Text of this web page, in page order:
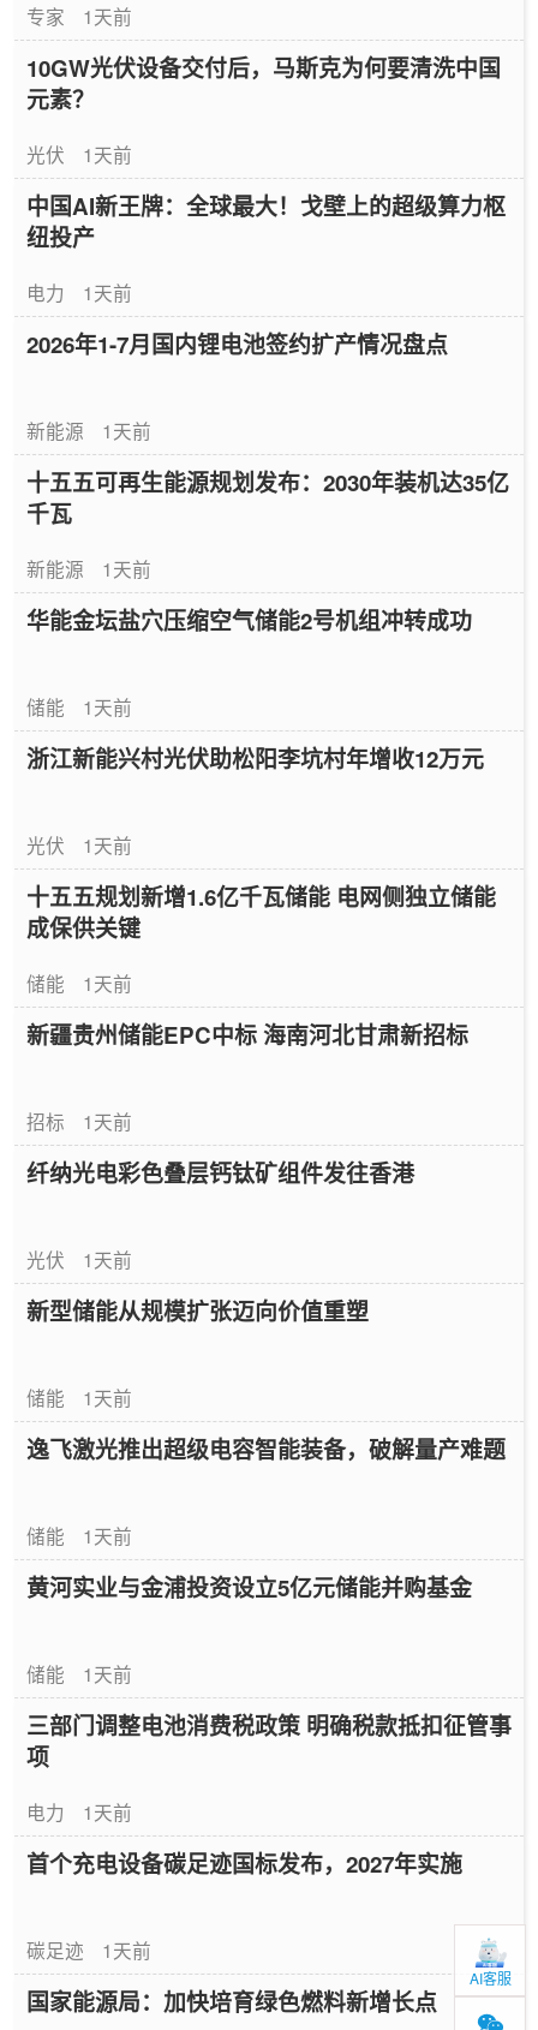
专家 1天前
10GW光伏设备交付后，马斯克为何要清洗中国
元素？
光伏 1天前
中国AI新王牌：全球最大！戈壁上的超级算力枢
纽投产
电力 1天前
2026年1-7月国内锂电池签约扩产情况盘点
新能源 1天前
十五五可再生能源规划发布：2030年装机达35亿
千瓦
新能源 1天前
华能金坛盐穴压缩空气储能2号机组冲转成功
储能 1天前
浙江新能兴村光伏助松阳李坑村年增收12万元
光伏 1天前
十五五规划新增1.6亿千瓦储能 电网侧独立储能
成保供关键
储能 1天前
新疆贵州储能EPC中标 海南河北甘肃新招标
招标 1天前
纤纳光电彩色叠层钙钛矿组件发往香港
光伏 1天前
新型储能从规模扩张迈向价值重塑
储能 1天前
逸飞激光推出超级电容智能装备，破解量产难题
储能 1天前
黄河实业与金浦投资设立5亿元储能并购基金
储能 1天前
三部门调整电池消费税政策 明确税款抵扣征管事
项
电力 1天前
首个充电设备碳足迹国标发布，2027年实施
碳足迹 1天前
国家能源局：加快培育绿色燃料新增长点
AI客服